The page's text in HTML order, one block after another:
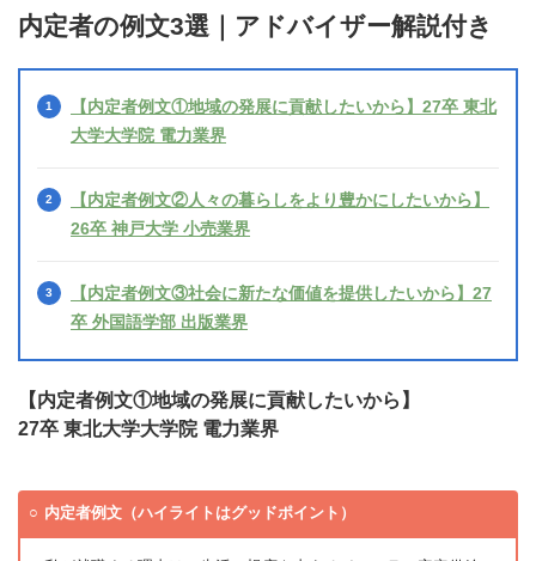
内定者の例文3選｜アドバイザー解説付き
【内定者例文①地域の発展に貢献したいから】27卒 東北
大学大学院 電力業界
【内定者例文②人々の暮らしをより豊かにしたいから】
26卒 神戸大学 小売業界
【内定者例文③社会に新たな価値を提供したいから】27
卒 外国語学部 出版業界
【内定者例文①地域の発展に貢献したいから】
27卒 東北大学大学院 電力業界
内定者例文（ハイライトはグッドポイント）